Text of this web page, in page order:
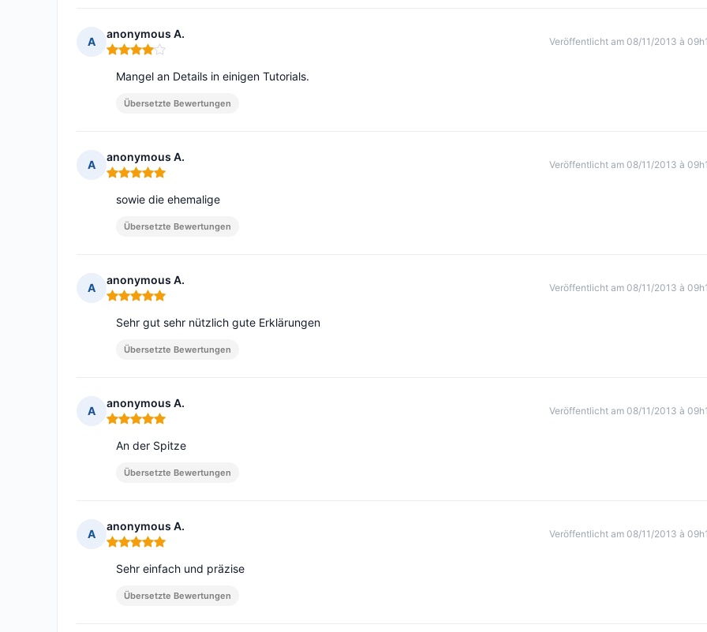
A
anonymous A.
Hinweis: 4 von 5
Veröffentlicht am 08/11/2013 à
Mangel an Details in einigen Tutorials.
Übersetzte Bewertungen
A
anonymous A.
Hinweis: 5 von 5
Veröffentlicht am 08/11/2013 à
sowie die ehemalige
Übersetzte Bewertungen
A
anonymous A.
Hinweis: 5 von 5
Veröffentlicht am 08/11/2013 à
Sehr gut sehr nützlich gute Erklärungen
Übersetzte Bewertungen
A
anonymous A.
Hinweis: 5 von 5
Veröffentlicht am 08/11/2013 à
An der Spitze
Übersetzte Bewertungen
A
anonymous A.
Hinweis: 5 von 5
Veröffentlicht am 08/11/2013 à
Sehr einfach und präzise
Übersetzte Bewertungen